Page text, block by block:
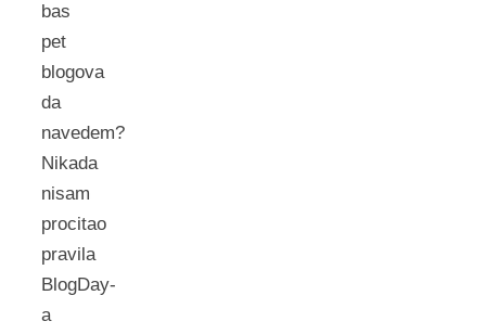
bas
pet
blogova
da
navedem?
Nikada
nisam
procitao
pravila
BlogDay-
a